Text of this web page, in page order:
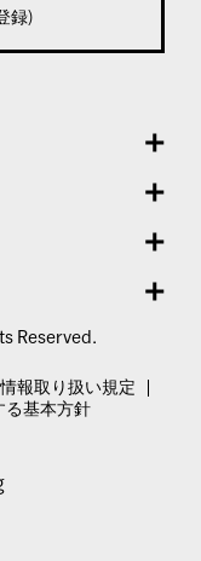
録)
Reserved.
報取り扱い規定
る基本方針